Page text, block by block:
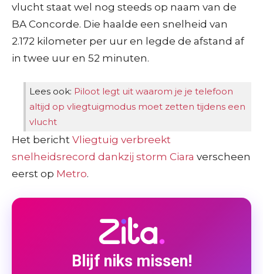
vlucht staat wel nog steeds op naam van de
BA Concorde. Die haalde een snelheid van
2.172 kilometer per uur en legde de afstand af
in twee uur en 52 minuten.
Lees ook: Piloot legt uit waarom je je telefoon
altijd op vliegtuigmodus moet zetten tijdens een
vlucht
Het bericht Vliegtuig verbreekt
snelheidsrecord dankzij storm Ciara verscheen
eerst op Metro.
Blijf niks missen!